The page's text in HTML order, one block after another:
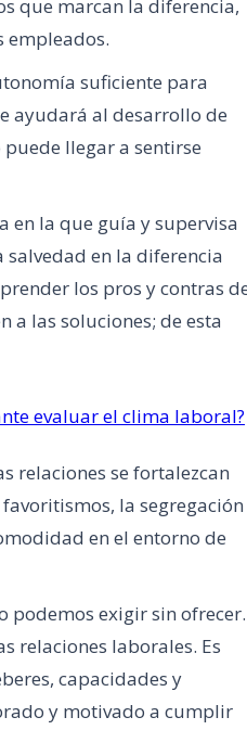
que marcan la diferencia,
empleados.
suficiente para
ayudará al desarrollo de
llegar a sentirse
en la que guía y supervisa
salvedad en la diferencia
los pros y contras
a las soluciones; de esta
evaluar el clima laboral?
relaciones se fortalezcan
la segregación
en el entorno de
podemos exigir sin ofrecer.
relaciones laborales. Es
capacidades y
y motivado a cumplir